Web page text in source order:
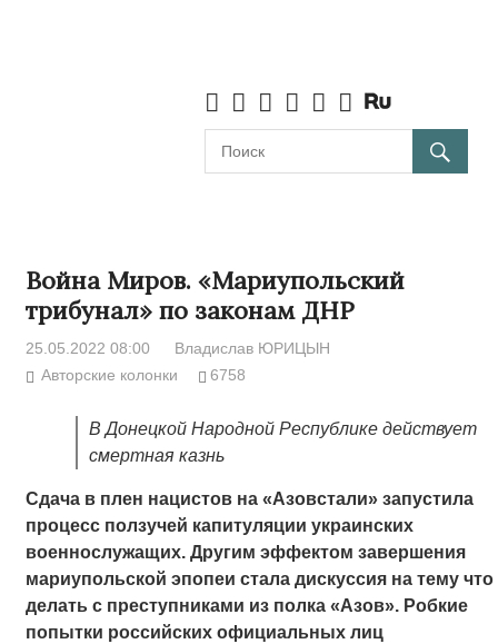
Война Миров. «Мариупольский
трибунал» по законам ДНР
25.05.2022 08:00
Владислав ЮРИЦЫН
Авторские колонки
6758
В Донецкой Народной Республике действует
смертная казнь
Сдача в плен нацистов на «Азовстали» запустила
процесс ползучей капитуляции украинских
военнослужащих. Другим эффектом завершения
мариупольской эпопеи стала дискуссия на тему что
делать с преступниками из полка «Азов». Робкие
попытки российских официальных лиц